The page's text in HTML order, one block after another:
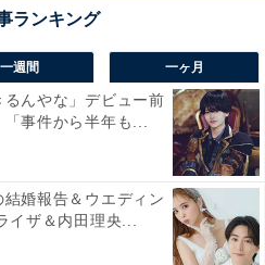
一週間 一ヶ月
るんやな」デビュー前
事件から半年も...
婚報告＆ウエディン
イザ＆内田理央...